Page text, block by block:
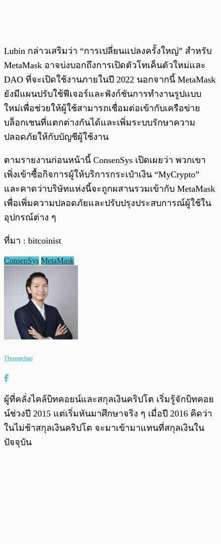
Lubin กล่าวเสริมว่า “การเปลี่ยนแปลงครั้งใหญ่” สำหรับ
MetaMask อาจบ่งบอกถึงการเปิดตัวโทเค็นตัวใหม่และ
DAO ที่จะเปิดใช้งานภายในปี 2022 นอกจากนี้ MetaMask
ยังมีแผนปรับใช้ฟีเจอร์และฟังก์ชันการทำงานรูปแบบ
ใหม่เพื่อช่วยให้ผู้ใช้สามารถเชื่อมต่อเข้ากับเครือข่าย
บล็อกเชนที่แตกต่างกันได้และเพิ่มระบบรักษาความ
ปลอดภัยให้กับบัญชีผู้ใช้งาน
ตามรายงานก่อนหน้านี้ ConsenSys เปิดเผยว่า พวกเขา
เพิ่งเข้าซื้อกิจการผู้ให้บริการกระเป๋าเงิน “MyCrypto”
และคาดว่าบริษัทแห่งนี้จะถูกผสานรวมเข้ากับ MetaMask
เพื่อเพิ่มความปลอดภัยและปรับปรุงประสบการณ์ผู้ใช้ใน
อุปกรณ์ต่าง ๆ
ที่มา : bitcoinist
ConsenSys MetaMask
Thongchai
ผู้ที่คลั่งไคล้บิทคอยน์และสกุลเงินคริปโต เริ่มรู้จักบิทคอย
น์ช่วงปี 2015 แต่เริ่มหันมาศึกษาจริง ๆ เมื่อปี 2016 คิดว่า
ในไม่ช้าสกุลเงินคริปโต จะมาเข้ามาแทนที่สกุลเงินใน
ปัจจุบัน